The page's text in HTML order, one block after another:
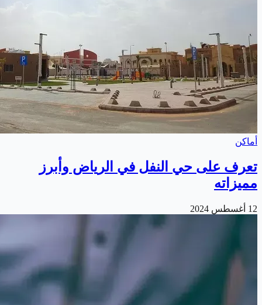
أماكن
تعرف على حي النفل في الرياض وأبرز
مميزاته
12 أغسطس 2024